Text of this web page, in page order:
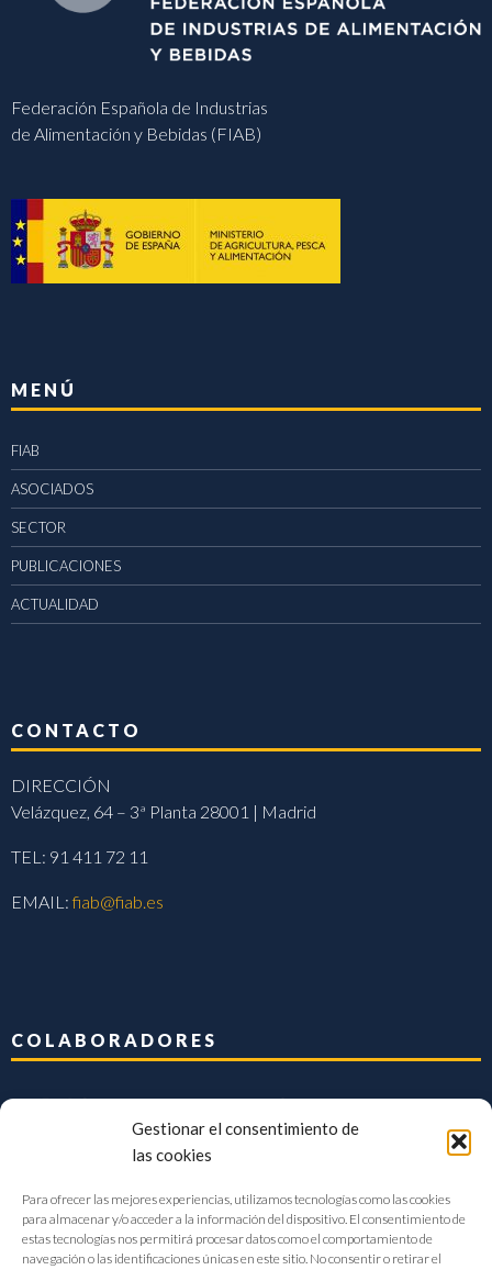
Gestionar el consentimiento de
las cookies
Para ofrecer las mejores experiencias, utilizamos tecnologías como las cookies
para almacenar y/o acceder a la información del dispositivo. El consentimiento de
estas tecnologías nos permitirá procesar datos como el comportamiento de
navegación o las identificaciones únicas en este sitio. No consentir o retirar el
Federación Española de Industrias
de Alimentación y Bebidas (FIAB)
MENÚ
FIAB
ASOCIADOS
SECTOR
PUBLICACIONES
ACTUALIDAD
CONTACTO
DIRECCIÓN
Velázquez, 64 – 3ª Planta 28001 | Madrid
TEL: 91 411 72 11
EMAIL:fiab@fiab.es
COLABORADORES